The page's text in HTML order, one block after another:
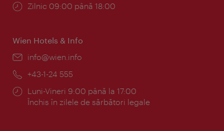
Program:
Zilnic 09:00 până 18:00
Wien Hotels & Info
E-
info@wien.info
Telefon:
+43-1-24 555
Program:
Luni-Vineri 9:00 până la 17:00
Închis în zilele de sărbători legale